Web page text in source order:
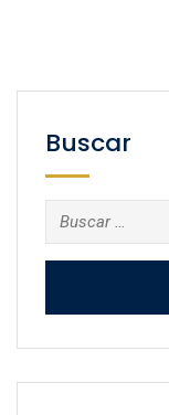
Buscar
Buscar: